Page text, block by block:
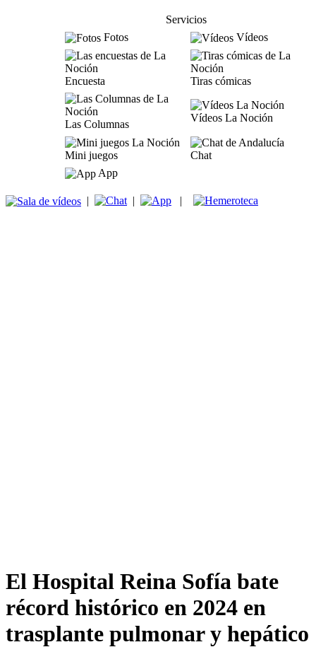
Servicios
Fotos
Vídeos
Encuesta Tiras cómicas
Las Columnas
Vídeos La Noción
Mini juegos
Chat
App
| | |
El Hospital Reina Sofía bate
récord histórico en 2024 en
trasplante pulmonar y hepático